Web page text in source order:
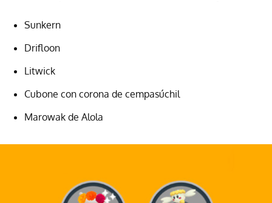
Sunkern
Drifloon
Litwick
Cubone con corona de cempasúchil
Marowak de Alola